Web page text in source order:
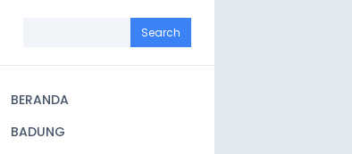
navigation
BERANDA
BADUNG